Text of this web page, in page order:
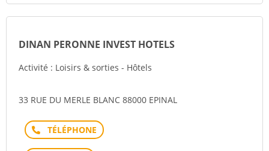
DINAN PERONNE INVEST HOTELS
Activité : Loisirs & sorties - Hôtels
33 RUE DU MERLE BLANC 88000 EPINAL
Téléphone